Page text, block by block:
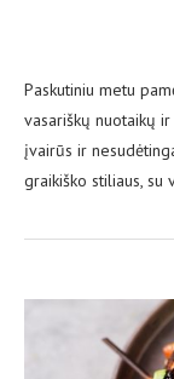
Paskutiniu metu
vasariškų nuotaikų
įvairūs ir
graikiško stiliaus, su